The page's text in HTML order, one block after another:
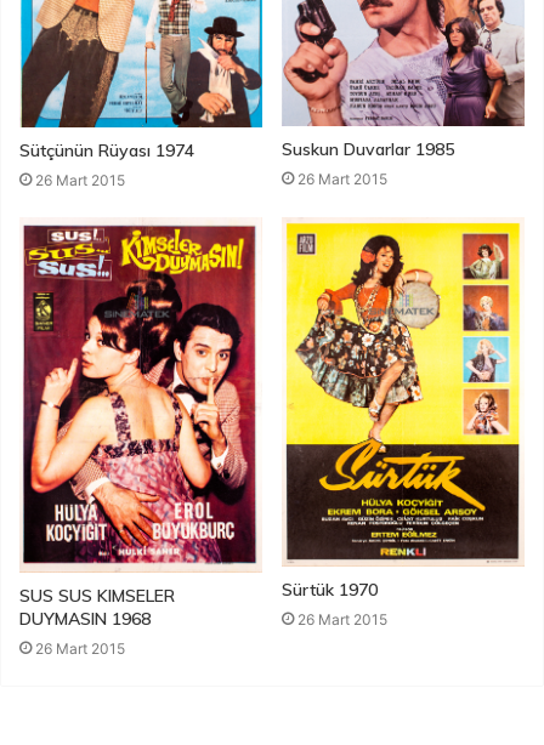
Sütçünün Rüyası 1974
26 Mart 2015
Suskun Duvarlar 1985
26 Mart 2015
SUS SUS KIMSELER
DUYMASIN 1968
26 Mart 2015
Sürtük 1970
26 Mart 2015